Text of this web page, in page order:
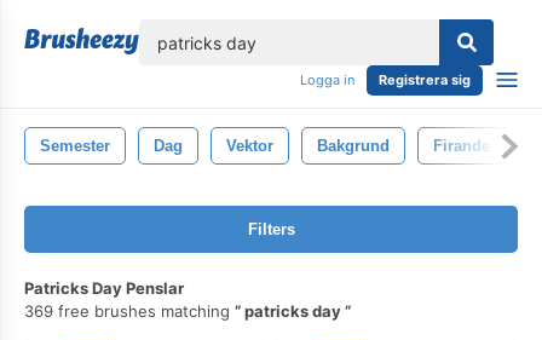
Logga in Registrera sig
Semester Dag Vektor Bakgrund Firande
Filters
Patricks Day Penslar
369 free brushes matching
patricks day